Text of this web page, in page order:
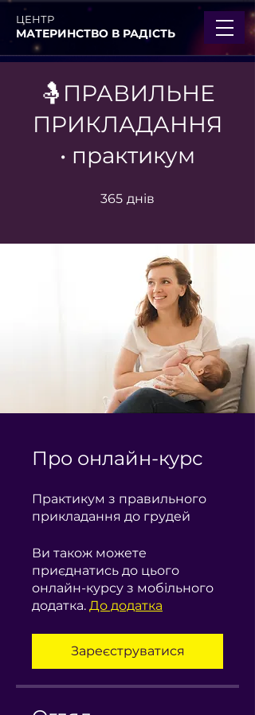
МАТЕРИНСТВО В РАДІСТЬ
ЦЕНТР
🤱ПРАВИЛЬНЕ
ПРИКЛАДАННЯ
• практикум
365 днів
Про онлайн-курс
Практикум з правильного
прикладання до грудей
Ви також можете
приєднатись до цього
онлайн-курсу з мобільного
додатка. До додатка
Зареєструватися